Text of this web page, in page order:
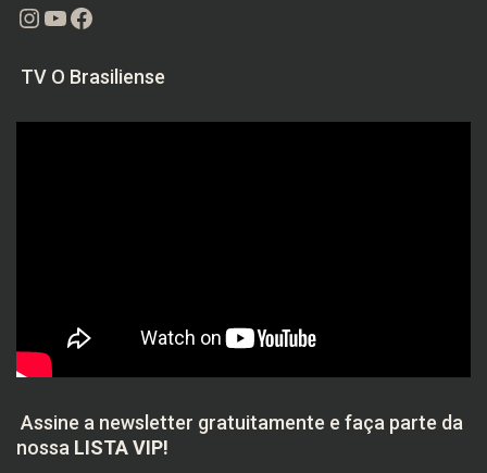
Instagram
Youtube
Facebook
TV O Brasiliense
Assine a newsletter gratuitamente e faça parte da
nossa LISTA VIP!